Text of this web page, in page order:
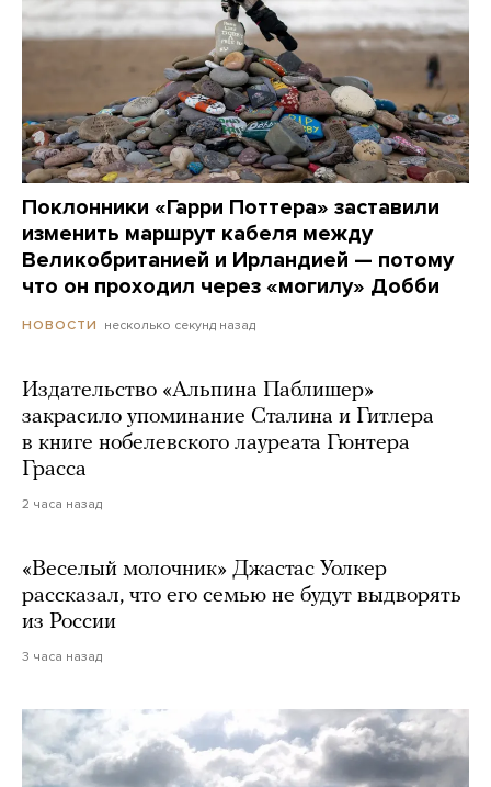
Поклонники «Гарри Поттера» заставили
изменить маршрут кабеля между
Великобританией и Ирландией — потому
что он проходил через «могилу» Добби
НОВОСТИ несколько секунд назад
Издательство «Альпина Паблишер»
закрасило упоминание Сталина и Гитлера
в книге нобелевского лауреата Гюнтера
Грасса
2 часа назад
«Веселый молочник» Джастас Уолкер
рассказал, что его семью не будут выдворять
из России
3 часа назад